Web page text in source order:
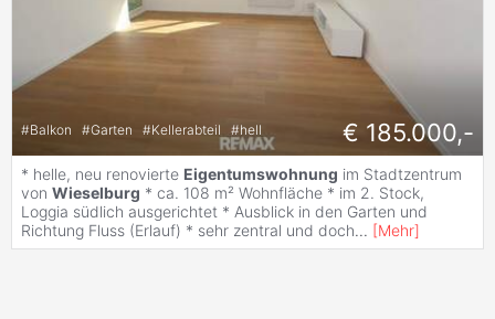
#Balkon #Garten #Kellerabteil #hell € 185.000,-
* helle, neu renovierte Eigentumswohnung im Stadtzentrum
von Wieselburg * ca. 108 m² Wohnfläche * im 2. Stock,
Loggia südlich ausgerichtet * Ausblick in den Garten und
Richtung Fluss (Erlauf) * sehr zentral und doch... [Mehr]